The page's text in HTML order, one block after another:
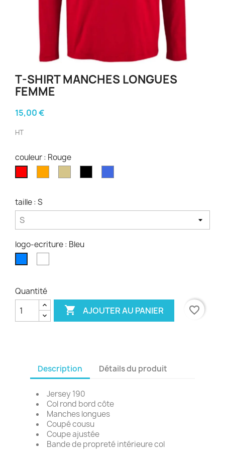
T-SHIRT MANCHES LONGUES
FEMME
15,00 €
HT
couleur : Rouge
Royal
taille : S
logo-ecriture : Bleu
Quantité
 AJOUTER AU PANIER favorite_border
Description Détails du produit
Jersey 190
Col rond bord côte
Manches longues
Coupé cousu
Coupe ajustée
Bande de propreté intérieure col